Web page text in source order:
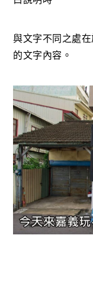
與文字不同之處
的文字內容。